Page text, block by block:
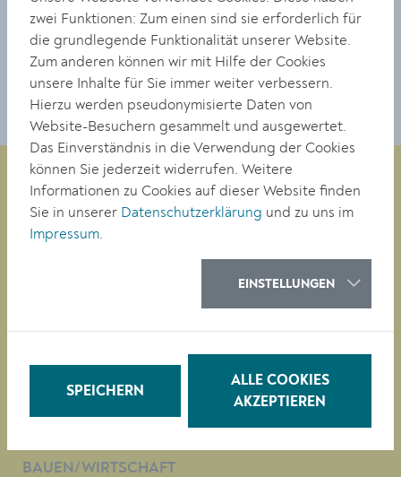
DOWNLOAD
Obere Landstraße 4
E-mail:buergerservice@krems.gv.at
BAUEN/WIRTSCHAFT
zwei Funktionen: Zum einen sind sie erforderlich für
die grundlegende Funktionalität unserer Website.
Zum anderen können wir mit Hilfe der Cookies
unsere Inhalte für Sie immer weiter verbessern.
Hierzu werden pseudonymisierte Daten von
Website-Besuchern gesammelt und ausgewertet.
Das Einverständnis in die Verwendung der Cookies
können Sie jederzeit widerrufen. Weitere
Informationen zu Cookies auf dieser Website finden
Sie in unserer Datenschutzerklärung und zu uns im
Impressum.
EINSTELLUNGEN
SPEICHERN
ALLE COOKIES
AKZEPTIEREN